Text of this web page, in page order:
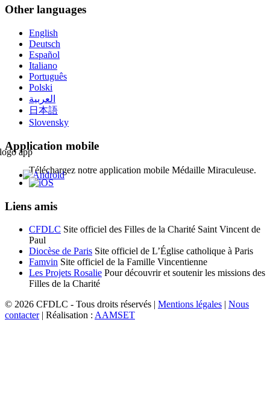
Other languages
English
Deutsch
Español
Italiano
Português
Polski
العربية
日本語
Slovensky
Application mobile
Téléchargez notre application mobile Médaille Miraculeuse.
Liens amis
CFDLC Site officiel des Filles de la Charité Saint Vincent de
Paul
Diocèse de Paris Site officiel de L’Église catholique à Paris
Famvin Site officiel de la Famille Vincentienne
Les Projets Rosalie Pour découvrir et soutenir les missions des
Filles de la Charité
© 2026 CFDLC - Tous droits réservés | Mentions légales | Nous
contacter| Réalisation : AAMSET